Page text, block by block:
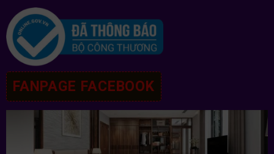
FANPAGE FACEBOOK